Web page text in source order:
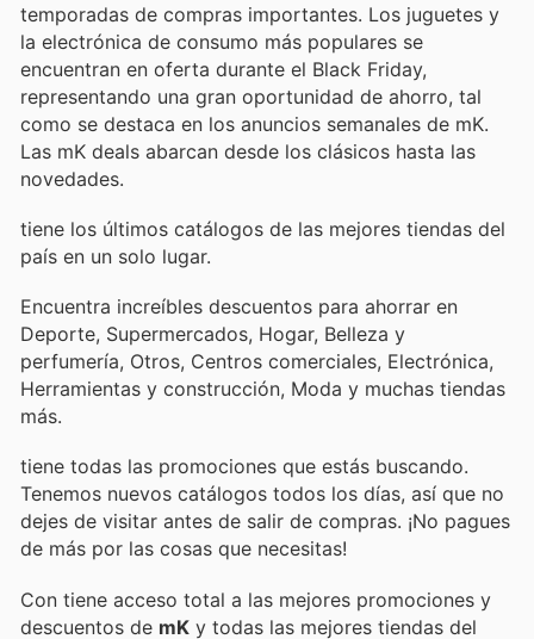
temporadas de compras importantes. Los juguetes y
la electrónica de consumo más populares se
encuentran en oferta durante el Black Friday,
representando una gran oportunidad de ahorro, tal
como se destaca en los anuncios semanales de mK.
Las mK deals abarcan desde los clásicos hasta las
novedades.
tiene los últimos catálogos de las mejores tiendas del
país en un solo lugar.
Encuentra increíbles descuentos para ahorrar en
Deporte, Supermercados, Hogar, Belleza y
perfumería, Otros, Centros comerciales, Electrónica,
Herramientas y construcción, Moda y muchas tiendas
más.
tiene todas las promociones que estás buscando.
Tenemos nuevos catálogos todos los días, así que no
dejes de visitar antes de salir de compras. ¡No pagues
de más por las cosas que necesitas!
Con tiene acceso total a las mejores promociones y
descuentos de mK y todas las mejores tiendas del